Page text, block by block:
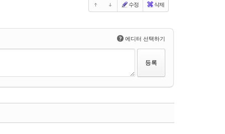
수정 삭제
? 에디터 선택하기